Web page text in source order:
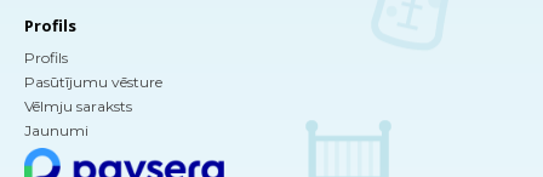
Profils
Profils
Pasūtījumu vēsture
Vēlmju saraksts
Jaunumi